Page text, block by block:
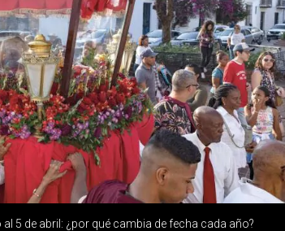
5 de abril: ¿por qué cambia de fecha cada año?